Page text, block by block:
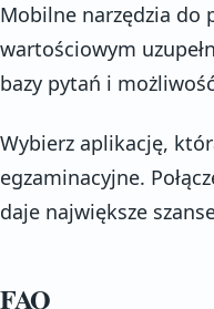
Mobilne narzędzia do
wartościowym
bazy pytań i
Wybierz aplikację,
egzaminacyjne.
daje największe
FAQ